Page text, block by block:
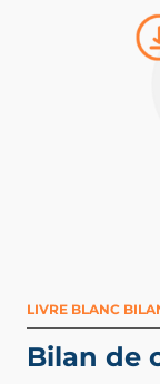
LIVRE BLANC
Bilan de